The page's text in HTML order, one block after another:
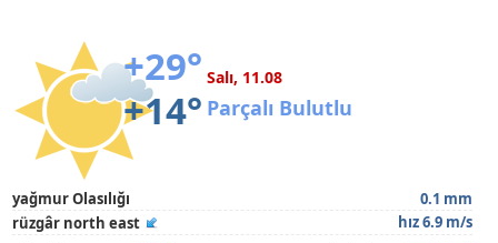
+29°
+14°
Salı, 11.08
Parçalı Bulutlu
yağmur Olasılığı
0.1 mm
rüzgâr north east
hız 6.9 m/s